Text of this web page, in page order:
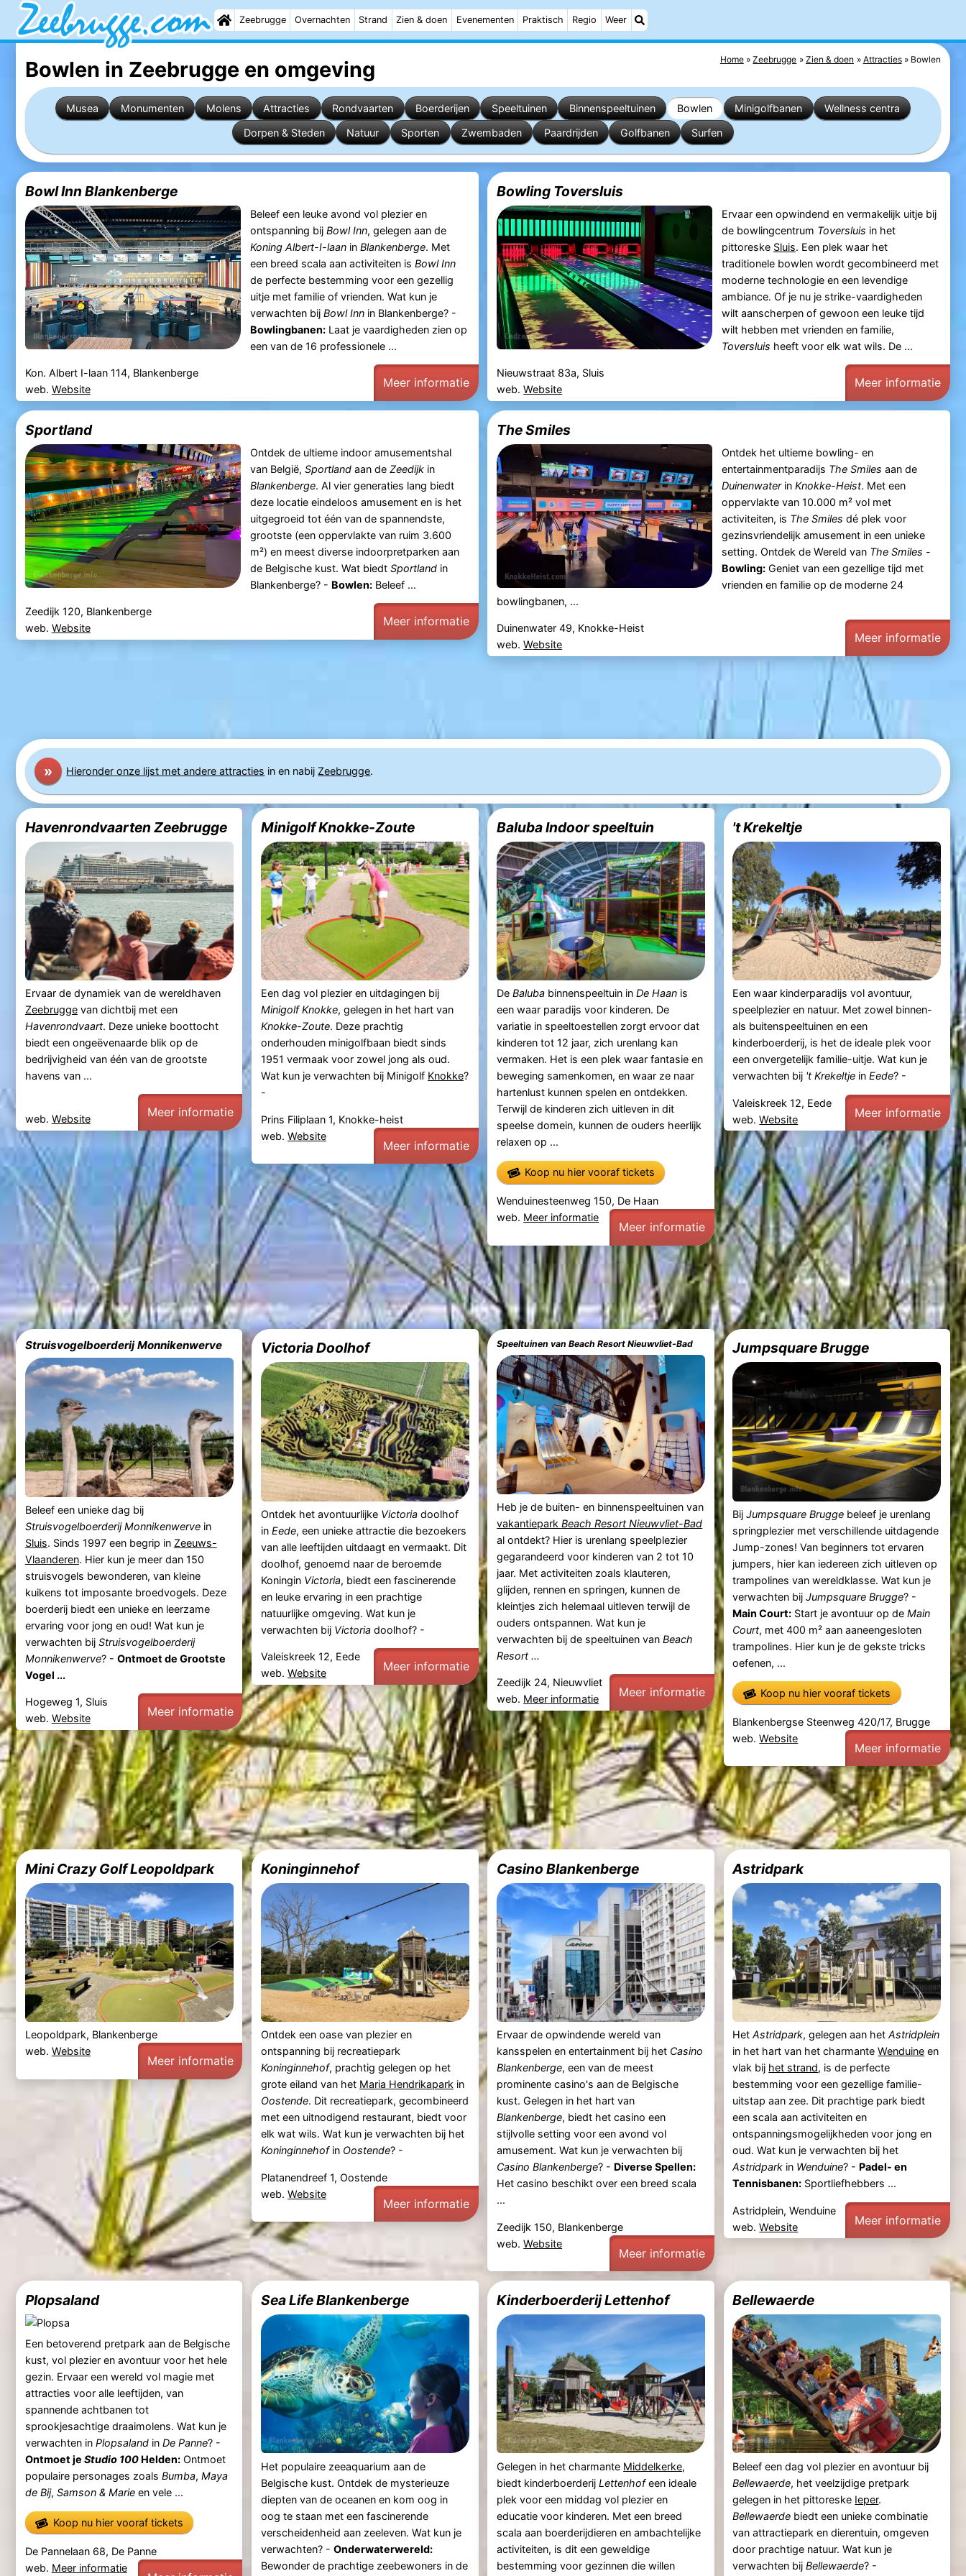
Zeebrugge Overnachten Strand Zien & doen Evenementen Praktisch Regio Weer
Home Zeebrugge Zien & doen Attracties Bowlen
Bowlen in Zeebrugge en omgeving
Musea Monumenten Molens Attracties Rondvaarten Boerderijen Speeltuinen Binnenspeeltuinen Bowlen Minigolfbanen
Wellness centra
Dorpen & Steden
Natuur Sporten Zwembaden Paardrijden Golfbanen Surfen
Bowl Inn Blankenberge
Beleef een leuke avond vol plezier en
ontspanning bij Bowl Inn, gelegen aan de
Koning Albert-I-laanin Blankenberge. Met
een breed scala aan activiteiten is Bowl Inn
de perfecte bestemming voor een gezellig
uitje met familie of vrienden. Wat kun je
verwachten bij Bowl Innin Blankenberge? -
Bowlingbanen:Laat je vaardigheden zien op
een van de 16 professionele ...
Kon. Albert I-laan 114, Blankenberge
web. Website Meer informatie
Bowling Toversluis
Ervaar een opwindend en vermakelijk uitje bij
de bowlingcentrum Toversluis in het
pittoreske Sluis. Een plek waar het
traditionele bowlen wordt gecombineerd met
moderne technologie en een levendige
ambiance. Of je nu je strike-vaardigheden
wilt aanscherpen of gewoon een leuke tijd
wilt hebben met vrienden en familie,
Toversluis heeft voor elk wat wils​​. De ...
Nieuwstraat 83a, Sluis
web.Website Meer informatie
Sportland
Ontdek de ultieme indoor amusementshal
van België, Sportlandaan de Zeedijkin
Blankenberge. Al vier generaties lang biedt
deze locatie eindeloos amusement en is het
uitgegroeid tot één van de spannendste,
grootste (een oppervlakte van ruim 3.600
m²) en meest diverse indoorpretparken aan
de Belgische kust. Wat biedt Sportlandin
Blankenberge? - Bowlen:Beleef ...
Zeedijk 120, Blankenberge
web. Website Meer informatie
The Smiles
Ontdek het ultieme bowling- en
entertainmentparadijs The Smiles aan de
Duinenwaterin Knokke-Heist. Met een
oppervlakte van 10.000 m² vol met
activiteiten, is The Smiles dé plek voor
gezinsvriendelijk amusement in een unieke
setting. Ontdek de Wereld van The Smiles -
Bowling:Geniet van een gezellige tijd met
vrienden en familie op de moderne 24
bowlingbanen, ...
Duinenwater 49, Knokke-Heist
web.Website Meer informatie
» Hieronder onze lijst met andere attracties in en nabijZeebrugge.
Havenrondvaarten Zeebrugge
Ervaar de dynamiek van de wereldhaven
Zeebruggevan dichtbij met een
Havenrondvaart. Deze unieke boottocht
biedt een ongeëvenaarde blik op de
bedrijvigheid van één van de grootste
havens van ...
web. Website Meer informatie
Minigolf Knokke-Zoute
Een dag vol plezier en uitdagingen bij
Minigolf Knokke, gelegen in het hart van
Knokke-Zoute. Deze prachtig
onderhouden minigolfbaan biedt sinds
1951 vermaak voor zowel jong als oud.
Wat kun je verwachten bij Minigolf Knokke?
-
Prins Filiplaan 1, Knokke-heist
web. Website
Meer informatie
Baluba Indoor speeltuin
DeBaluba binnenspeeltuin inDe Haan is
een waar paradijs voor kinderen. De
variatie in speeltoestellen zorgt ervoor dat
kinderen tot 12 jaar, zich urenlang kan
vermaken. Het is een plek waar fantasie en
beweging samenkomen, en waar ze naar
hartenlust kunnen spelen en ontdekken.
Terwijl de kinderen zich uitleven in dit
speelse domein, kunnen de ouders heerlijk
relaxen op ...
Koop nu hier vooraf tickets
Wenduinesteenweg 150, De Haan
web. Meer informatie
Meer informatie
't Krekeltje
Een waar kinderparadijs vol avontuur,
speelplezier en natuur. Met zowel binnen-
als buitenspeeltuinen en een
kinderboerderij, is het de ideale plek voor
een onvergetelijk familie-uitje. Wat kun je
verwachten bij 't Krekeltje inEede? -
Valeiskreek 12, Eede
web.Website Meer informatie
Struisvogelboerderij Monnikenwerve
Beleef een unieke dag bij
Struisvogelboerderij Monnikenwervein
Sluis. Sinds 1997 een begrip in Zeeuws-
Vlaanderen. Hier kun je meer dan 150
struisvogels bewonderen, van kleine
kuikens tot imposante broedvogels. Deze
boerderij biedt een unieke en leerzame
ervaring voor jong en oud! Wat kun je
verwachten bij Struisvogelboerderij
Monnikenwerve? - Ontmoet de Grootste
Vogel ...
Hogeweg 1, Sluis
web. Website Meer informatie
Victoria Doolhof
Ontdek het avontuurlijke Victoriadoolhof
in Eede, een unieke attractie die bezoekers
van alle leeftijden uitdaagt en vermaakt. Dit
doolhof, genoemd naar de beroemde
Koningin Victoria, biedt een fascinerende
en leuke ervaring in een prachtige
natuurlijke omgeving. Wat kun je
verwachten bij Victoriadoolhof? -
Valeiskreek 12, Eede
web. Website Meer informatie
Speeltuinen van Beach Resort Nieuwvliet-Bad
Heb je de buiten- en binnenspeeltuinen van
vakantieparkBeach Resort Nieuwvliet-Bad
al ontdekt? Hier is urenlang speelplezier
gegarandeerd voor kinderen van 2 tot 10
jaar. Met activiteiten zoals klauteren,
glijden, rennen en springen, kunnen de
kleintjes zich helemaal uitleven terwijl de
ouders ontspannen. Wat kun je
verwachten bij de speeltuinen vanBeach
Resort ...
Zeedijk 24, Nieuwvliet
web. Meer informatie Meer informatie
Jumpsquare Brugge
BijJumpsquare Brugge beleef je urenlang
springplezier met verschillende uitdagende
Jump-zones! Van beginners tot ervaren
jumpers, hier kan iedereen zich uitleven op
trampolines van wereldklasse. Wat kun je
verwachten bijJumpsquare Brugge? -
Main Court: Start je avontuur op deMain
Court, met 400 m² aan aaneengesloten
trampolines. Hier kun je de gekste tricks
oefenen, ...
Koop nu hier vooraf tickets
Blankenbergse Steenweg 420/17, Brugge
web.Website
Meer informatie
Mini Crazy Golf Leopoldpark
Leopoldpark, Blankenberge
web. Website
Meer informatie
Koninginnehof
Ontdek een oase van plezier en
ontspanning bij recreatiepark
Koninginnehof, prachtig gelegen op het
grote eiland van het Maria Hendrikapark in
Oostende. Dit recreatiepark, gecombineerd
met een uitnodigend restaurant, biedt voor
elk wat wils. Wat kun je verwachten bij het
Koninginnehofin Oostende? -
Platanendreef 1, Oostende
web. Website
Meer informatie
Casino Blankenberge
Ervaar de opwindende wereld van
kansspelen en entertainment bij het Casino
Blankenberge, een van de meest
prominente casino's aan de Belgische
kust. Gelegen in het hart van
Blankenberge, biedt het casino een
stijlvolle setting voor een avond vol
amusement. Wat kun je verwachten bij
Casino Blankenberge? - Diverse Spellen:
Het casino beschikt over een breed scala
...
Zeedijk 150, Blankenberge
web.Website
Meer informatie
Astridpark
HetAstridpark, gelegen aan hetAstridplein
in het hart van het charmanteWenduine en
vlak bij het strand, is de perfecte
bestemming voor een gezellige familie-
uitstap aan zee. Dit prachtige park biedt
een scala aan activiteiten en
ontspanningsmogelijkheden voor jong en
oud. Wat kun je verwachten bij het
Astridpark in Wenduine? - Padel- en
Tennisbanen: Sportliefhebbers ...
Astridplein, Wenduine
web.Website Meer informatie
Plopsaland
Een betoverend pretpark aan de Belgische
kust, vol plezier en avontuur voor het hele
gezin. Ervaar een wereld vol magie met
attracties voor alle leeftijden, van
spannende achtbanen tot
sprookjesachtige draaimolens. Wat kun je
verwachten in Plopsalandin De Panne? -
Ontmoet je Studio 100Helden:Ontmoet
populaire personages zoals Bumba, Maya
de Bij, Samson & Marieen vele ...
Koop nu hier vooraf tickets
De Pannelaan 68, De Panne
web. Meer informatie
Sea Life Blankenberge
Het populaire zeeaquarium aan de
Belgische kust. Ontdek de mysterieuze
diepten van de oceanen en kom oog in
oog te staan met een fascinerende
verscheidenheid aan zeeleven. Wat kun je
verwachten? - Onderwaterwereld:
Bewonder de prachtige zeebewoners in de
Kinderboerderij Lettenhof
Gelegen in het charmante Middelkerke,
biedt kinderboerderijLettenhofeen ideale
plek voor een middag vol plezier en
educatie voor kinderen. Met een breed
scala aan boerderijdieren en ambachtelijke
activiteiten, is dit een geweldige
bestemming voor gezinnen die willen
Bellewaerde
Beleef een dag vol plezier en avontuur bij
Bellewaerde, het veelzijdige pretpark
gelegen in het pittoreske Ieper.
Bellewaerde biedt een unieke combinatie
van attractiepark en dierentuin, omgeven
door prachtige natuur. Wat kun je
verwachten bijBellewaerde? -